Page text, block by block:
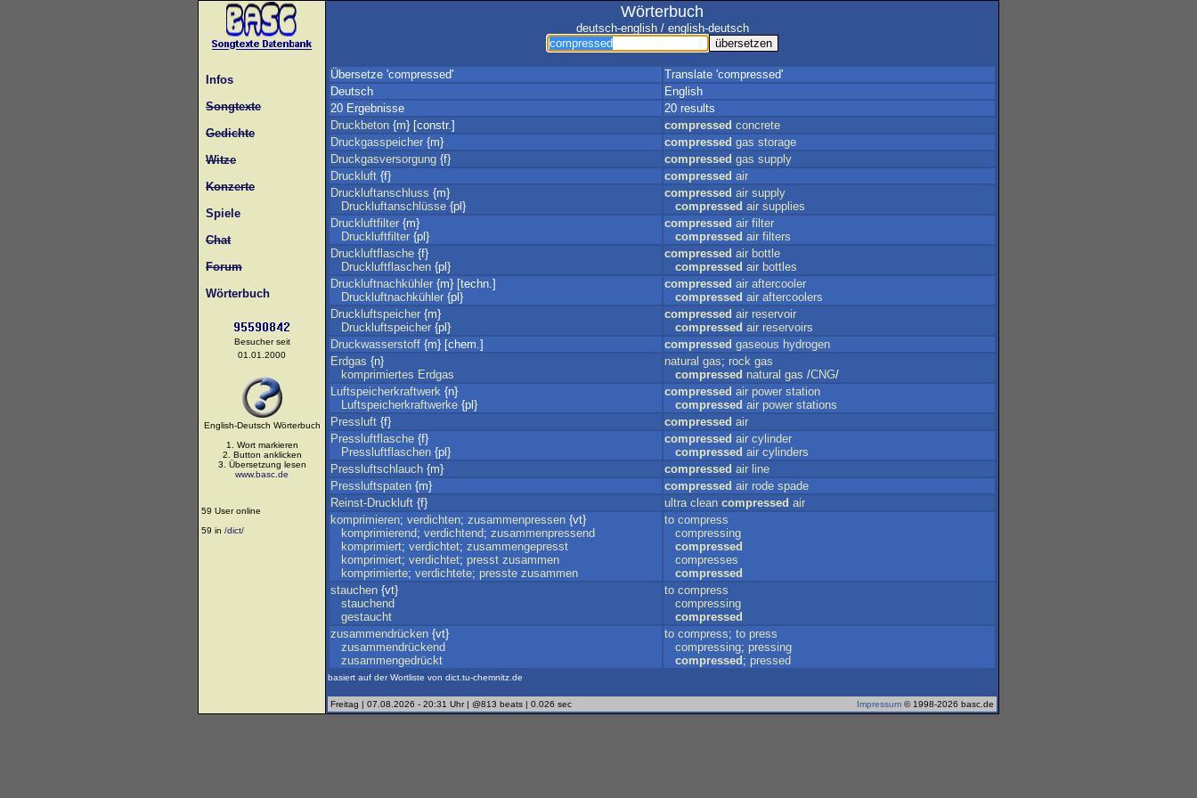
Infos
Songtexte
Gedichte
Witze
Konzerte
Spiele
Chat
Forum
Wörterbuch
Besucher seit
01.01.2000
English-Deutsch Wörterbuch
1. Wort markieren
2. Button anklicken
3. Übersetzung lesen
www.basc.de
59 User online
59 in /dict/
Wörterbuch
deutsch-english / english-deutsch
Übersetze 'compressed'
Translate 'compressed'
Deutsch
English
20 Ergebnisse
20 results
Druckbeton {m} [constr.] compressed concrete
Druckgasspeicher {m} compressed gas storage
Druckgasversorgung {f} compressed gas supply
Druckluft {f} compressed air
Druckluftanschluss {m}
Druckluftanschlüsse {pl}
compressed air supply
compressed air supplies
Druckluftfilter {m}
Druckluftfilter {pl}
compressed air filter
compressed air filters
Druckluftflasche {f}
Druckluftflaschen {pl}
compressed air bottle
compressed air bottles
Druckluftnachkühler {m} [techn.]
Druckluftnachkühler {pl}
compressed air aftercooler
compressed air aftercoolers
Druckluftspeicher {m}
Druckluftspeicher {pl}
compressed air reservoir
compressed air reservoirs
Druckwasserstoff {m} [chem.] compressed gaseous hydrogen
Erdgas {n}
komprimiertes Erdgas
natural gas; rock gas
compressed natural gas /CNG/
Luftspeicherkraftwerk {n}
Luftspeicherkraftwerke {pl}
compressed air power station
compressed air power stations
Pressluft {f} compressed air
Pressluftflasche {f}
Pressluftflaschen {pl}
compressed air cylinder
compressed air cylinders
Pressluftschlauch {m} compressed air line
Pressluftspaten {m} compressed air rode spade
Reinst-Druckluft {f} ultra clean compressed air
komprimieren; verdichten; zusammenpressen {vt}
komprimierend; verdichtend; zusammenpressend
komprimiert; verdichtet; zusammengepresst
komprimiert; verdichtet; presst zusammen
komprimierte; verdichtete; presste zusammen
to compress
compressing
compressed
compresses
compressed
stauchen {vt}
stauchend
gestaucht
to compress
compressing
compressed
zusammendrücken {vt}
zusammendrückend
zusammengedrückt
to compress; to press
compressing; pressing
compressed ; pressed
basiert auf der Wortliste von dict.tu-chemnitz.de
Freitag | 07.08.2026 - 20:31 Uhr | @813 beats | 0.026 sec Impressum © 1998-2026 basc.de